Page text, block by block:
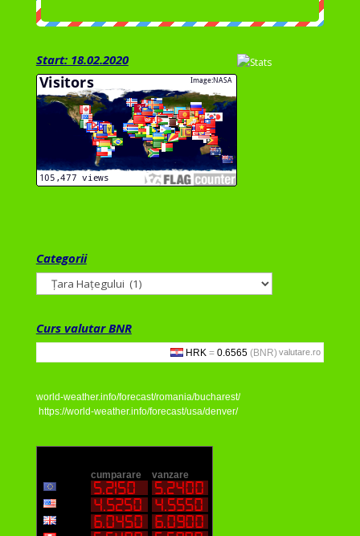
Start: 18.02.2020
Categorii
Categorii
Curs valutar BNR
valutare.ro
world-weather.info/forecast/romania/bucharest/
https://world-weather.info/forecast/usa/denver/